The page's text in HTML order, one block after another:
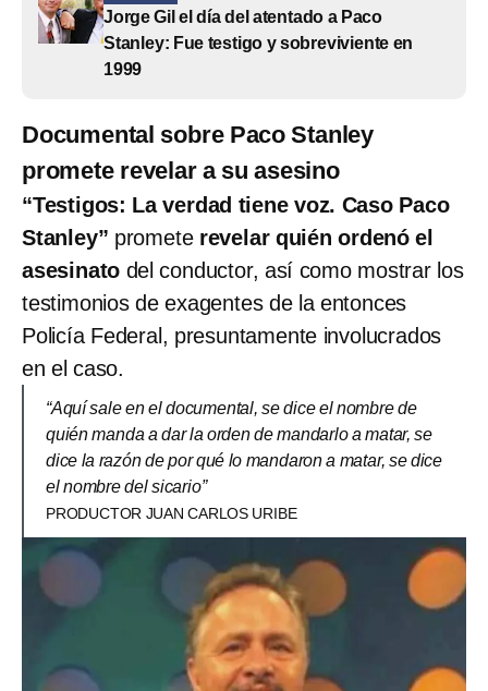
Jorge Gil el día del atentado a Paco
Stanley: Fue testigo y sobreviviente en
1999
Documental sobre Paco Stanley
promete revelar a su asesino
“Testigos: La verdad tiene voz. Caso Paco
Stanley” promete revelar quién ordenó el
asesinato del conductor, así como mostrar los
testimonios de exagentes de la entonces
Policía Federal, presuntamente involucrados
en el caso.
“Aquí sale en el documental, se dice el nombre de
quién manda a dar la orden de mandarlo a matar, se
dice la razón de por qué lo mandaron a matar, se dice
el nombre del sicario”
PRODUCTOR JUAN CARLOS URIBE